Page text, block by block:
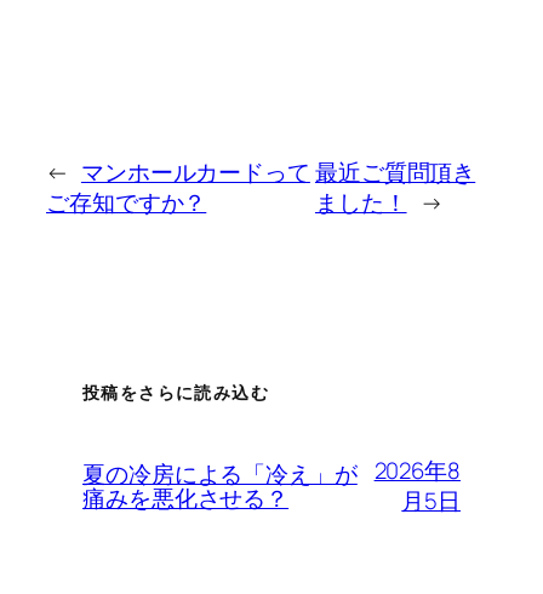
← マンホールカードって
ご存知ですか？
最近ご質問頂き
ました！
→
投稿をさらに読み込む
夏の冷房による「冷え」が
痛みを悪化させる？
2026年8
月5日